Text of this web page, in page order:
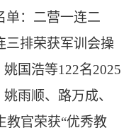
： 二营一连二
三排荣获军训会操
姚国浩等122名2025
雨顺、路万成、
教官荣获“优秀教